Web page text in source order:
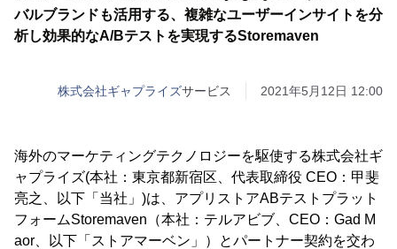
バルブランドも活用する、複雑なユーザーインサイトを分
析し効果的なA/Bテストを実現するStoremaven
株式会社ギャプライズサービス 2021年5月12日 12:00
海外のマーケティングテクノロジーを駆使する株式会社ギ
ャプライズ(本社：東京都新宿区、代表取締役 CEO：甲斐
亮之、以下「当社」)は、アプリストアABテストプラット
フォームStoremaven（本社：テルアビブ、CEO：Gad M
aor、以下「ストアマーベン」）とパートナー契約を交わ